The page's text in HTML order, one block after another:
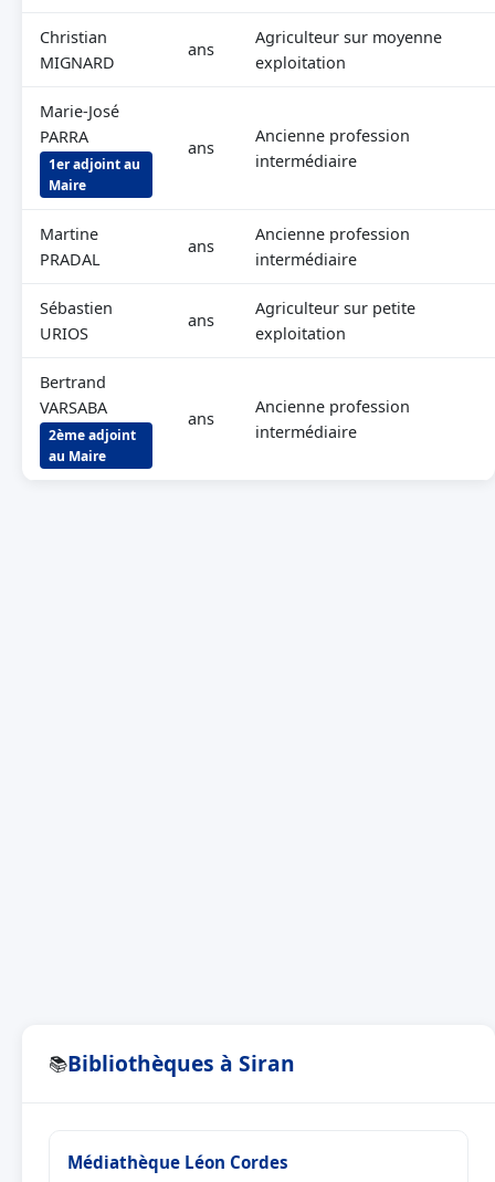
Christian
MIGNARD
ans
Agriculteur sur moyenne
exploitation
Marie-José
PARRA
1er adjoint au
Maire
ans
Ancienne profession
intermédiaire
Martine
PRADAL
ans
Ancienne profession
intermédiaire
Sébastien
URIOS
ans
Agriculteur sur petite
exploitation
Bertrand
VARSABA
2ème adjoint
au Maire
ans
Ancienne profession
intermédiaire
📚Bibliothèques à Siran
Médiathèque Léon Cordes